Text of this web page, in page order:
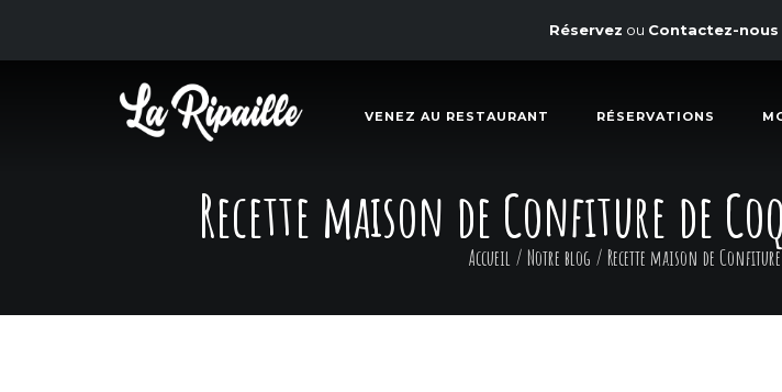
Réservez ou Contactez-nous
VENEZ AU RESTAURANT RÉSERVATIONS
Recette maison de Confiture de
Accueil / Notre blog / Recette maison de